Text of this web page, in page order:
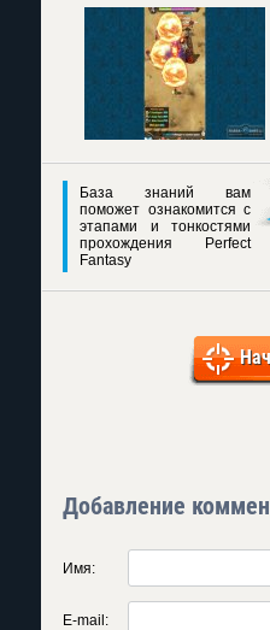
База знаний вам
поможет ознакомится с
этапами и тонкостями
прохождения Perfect
Fantasy
Добавление
Имя:
E-mail: